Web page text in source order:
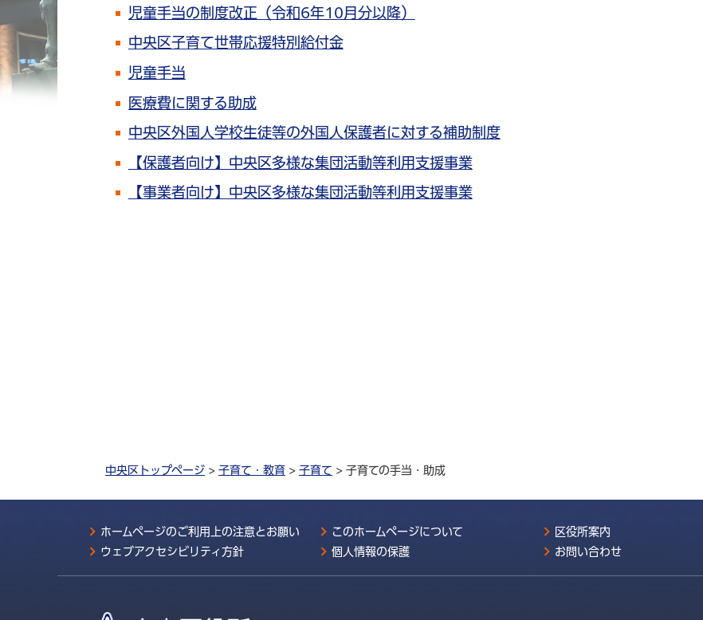
児童手当の制度改正（令和6年10月分以降）
中央区子育て世帯応援特別給付金
児童手当
医療費に関する助成
中央区外国人学校生徒等の外国人保護者に対する補助制度
【保護者向け】中央区多様な集団活動等利用支援事業
【事業者向け】中央区多様な集団活動等利用支援事業
中央区トップページ > 子育て・教育 > 子育て > 子育ての手当・助成
ホームページのご利用上の注意とお願い このホームページについて 区役所案内
ウェブアクセシビリティ方針
個人情報の保護 お問い合わせ